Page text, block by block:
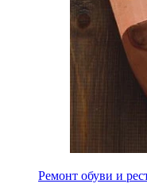
Ремонт обуви и